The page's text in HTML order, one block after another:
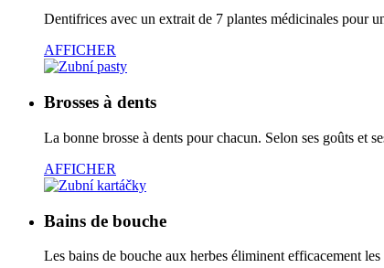
Dentifrices avec un extrait de 7 plantes médicinales pour
AFFICHER
Brosses à dents
La bonne brosse à dents pour chacun. Selon ses goûts et
AFFICHER
Bains de bouche
Les bains de bouche aux herbes éliminent efficacement